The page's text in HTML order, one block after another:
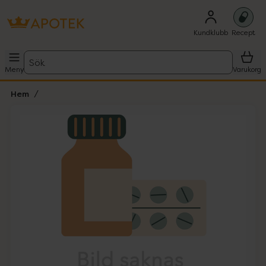
Kundklubb Recept
Meny
Sök
Varukorg
Hem
Lista: . Innehåller 1 objekt.